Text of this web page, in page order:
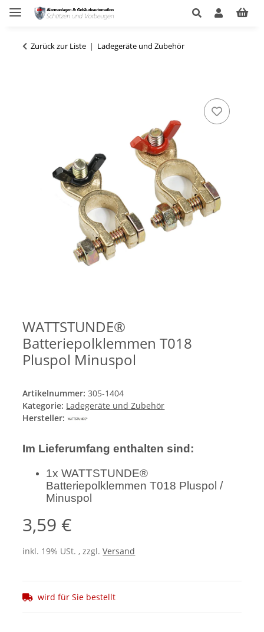
Zurück zur Liste Ladegeräte und Zubehör
WATTSTUNDE®
Batteriepolklemmen T018
Pluspol Minuspol
Artikelnummer:305-1404
Kategorie: Ladegeräte und Zubehör
Hersteller:
Im Lieferumfang enthalten sind:
1x WATTSTUNDE®
Batteriepolklemmen T018 Pluspol /
Minuspol
3,59 €
inkl. 19% USt. , zzgl.Versand
wird für Sie bestellt